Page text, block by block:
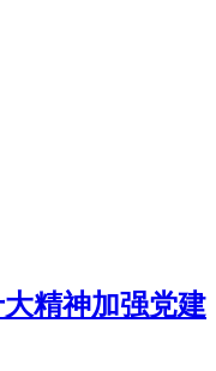
精神加强党建